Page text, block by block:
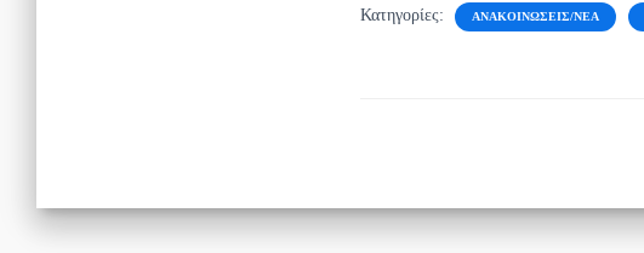
Κατηγορίες: ΑΝΑΚΟΙΝΏΣΕΙΣ/ΝΈΑ